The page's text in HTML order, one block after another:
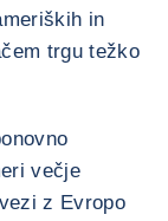
in
trgu težko
večje
z Evropo